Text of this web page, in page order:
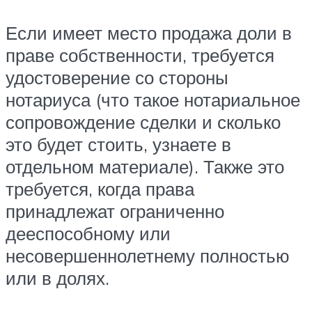
Если имеет место продажа доли в
праве собственности, требуется
удостоверение со стороны
нотариуса (что такое нотариальное
сопровождение сделки и сколько
это будет стоить, узнаете в
отдельном материале). Также это
требуется, когда права
принадлежат ограниченно
дееспособному или
несовершеннолетнему полностью
или в долях.